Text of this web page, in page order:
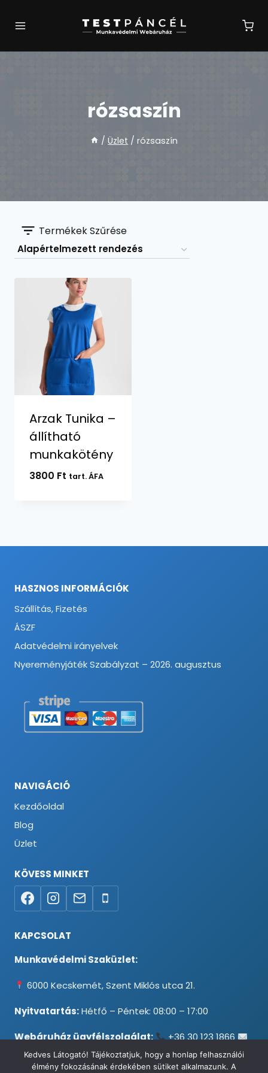
rózsaszín
/ Üzlet / rózsaszín
Termékek Szűrése
Arzak Tunika –
állítható
munkakötény
3800 Ft tart. ÁFA
HASZNOS INFORMÁCIÓK
Szállítás, Fizetés
ÁSZF
Adatvédelmi irányelvek
Nyereményjáték Szabályzat – 2026. augusztus
NAVIGÁCIÓ
Kezdőoldal
Blog
Üzlet
KÖVESS MINKET
KAPCSOLAT
Munkavédelmi Szaküzlet:
6000 Kecskemét, Szent Miklós utca 21.
Nyitvatartás:Hétfő – Péntek: 08:00 – 17:00
Webáruház ügyfélszolgálat:
+36 30 123 1866
info@testpancel.hu
Kedves Látogató! Tájékoztatjuk, hogy a honlap felhasználói
élmény fokozásának érdekében sütiket alkalmazunk. A